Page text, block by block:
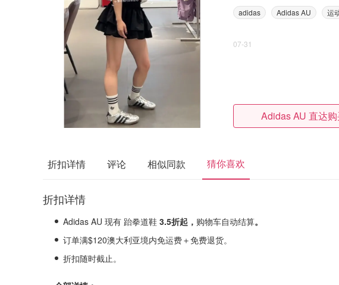
adidas Adidas AU 运
07-31
Adidas AU 直达
折扣详情 评论 相似同款 猜你喜欢
折扣详情
Adidas AU 现有 跆拳道鞋 3.5折起， 购物车自动结算。
订单满$120澳大利亚境内免运费＋免费退货。
折扣随时截止。